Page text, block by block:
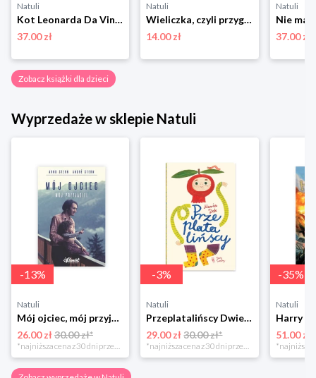
Natuli
Kot Leonarda Da Vinci Totamto
37.00 zł
Natuli
Wieliczka, czyli przygoda w kopalni. Czytam sobie. Poziom 3 Harper colins / harper kids
14.00 zł
Natuli
37.00 zł
Zobacz książki dla dzieci
Wyprzedaże w sklepie Natuli
-13%
Natuli
Mój ojciec, mój przyjaciel Element
26.00 zł30.00 zł*
-3%
Natuli
Przeplatalińscy Dwie siostry
29.00 zł 30.00 zł*
-35%
Natuli
51.00 zł